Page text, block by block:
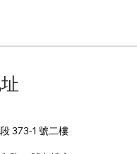
373-1 號二樓